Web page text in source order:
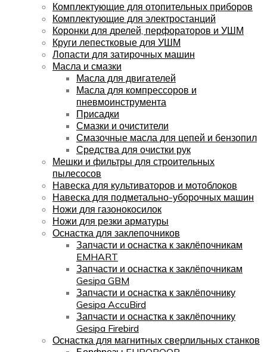
Комплектующие для отопительных приборов
Комплектующие для электростанций
Коронки для дрелей, перфораторов и УШМ
Круги лепестковые для УШМ
Лопасти для затирочных машин
Масла и смазки
Масла для двигателей
Масла для компрессоров и
пневмоинструмента
Присадки
Смазки и очистители
Смазочные масла для цепей и бензопил
Средства для очистки рук
Мешки и фильтры для строительных
пылесосов
Навеска для культиваторов и мотоблоков
Навеска для подметально-уборочных машин
Ножи для газонокосилок
Ножи для резки арматуры
Оснастка для заклепочников
Запчасти и оснастка к заклёпочникам
EMHART
Запчасти и оснастка к заклёпочникам
Gesipa GBM
Запчасти и оснастка к заклёпочнику
Gesipa AccuBird
Запчасти и оснастка к заклёпочнику
Gesipa Firebird
Оснастка для магнитных сверлильных станков